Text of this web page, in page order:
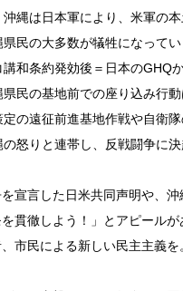
縄は日本軍により、米軍の
県民の大多数が犠牲になって
和条約発効後＝日本のGHQ
民の基地前での座り込み行
の遠征前進基地作戦や自衛
怒りと連帯し、反戦闘争に
宣言した日米共同声明や、沖
貫徹しよう！」とアピール
市民による新しい民主主義